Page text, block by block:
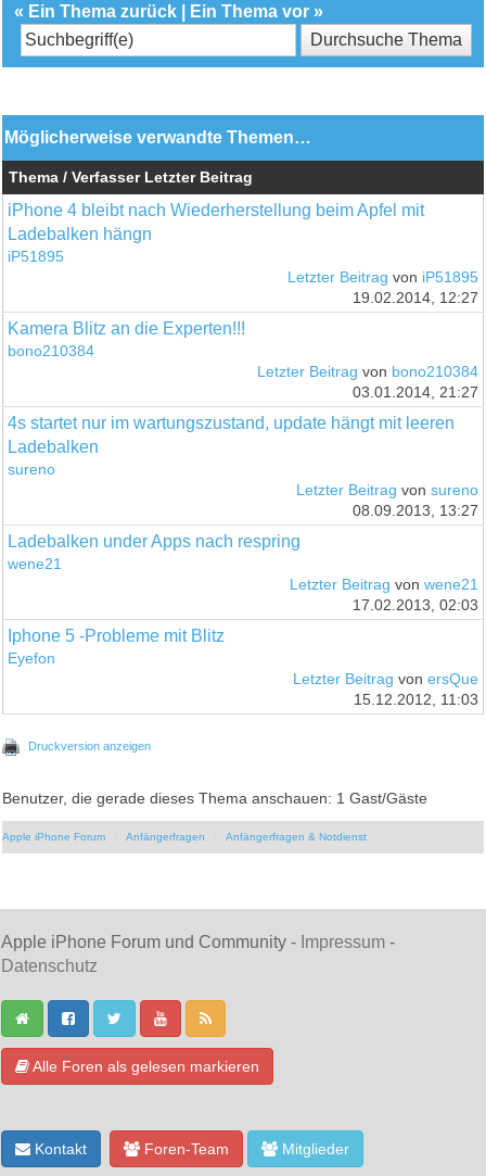
« Ein Thema zurück Ein Thema vor »
Möglicherweise verwandte Themen…
Thema / Verfasser Letzter Beitrag
iPhone 4 bleibt nach Wiederherstellung beim Apfel mit
Ladebalken hängn
iP51895
Letzter Beitrag von iP51895
19.02.2014, 12:27
Kamera Blitz an die Experten!!!
bono210384
Letzter Beitrag von bono210384
03.01.2014, 21:27
4s startet nur im wartungszustand, update hängt mit leeren
Ladebalken
sureno
Letzter Beitrag von sureno
08.09.2013, 13:27
Ladebalken under Apps nach respring
wene21
Letzter Beitrag von wene21
17.02.2013, 02:03
Iphone 5 -Probleme mit Blitz
Eyefon
Letzter Beitrag von ersQue
15.12.2012, 11:03
Druckversion anzeigen
Benutzer, die gerade dieses Thema anschauen: 1 Gast/Gäste
Apple iPhone Forum Anfängerfragen Anfängerfragen & Notdienst
Apple iPhone Forum und Community - Impressum -
Datenschutz
Alle Foren als gelesen markieren
Kontakt Foren-Team Mitglieder